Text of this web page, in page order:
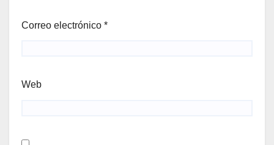
Correo electrónico *
Web